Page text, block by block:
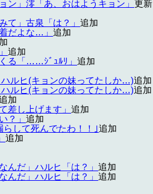
ン」澪「あ、おはようキョン」 更新
て」古泉「は？」 追加
だよな…」 追加
追加
る「……ｼﾞｭﾙﾘ」 追加
ルヒ(キョンの妹ってたしか…)追加
ルヒ(キョンの妹ってたしか…)追加
加
差し上げます」 追加
？」 追加
して死んでたわ！！｣追加
追加
んだ」ハルヒ「は？」 追加
んだ」ハルヒ「は？」 追加